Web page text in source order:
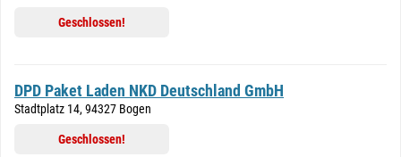
Geschlossen!
DPD Paket Laden NKD Deutschland GmbH
Stadtplatz 14, 94327 Bogen
Geschlossen!